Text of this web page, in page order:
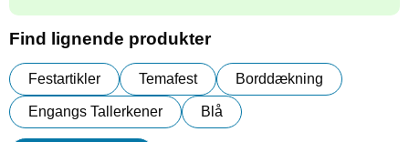
Find lignende produkter
Festartikler Temafest Borddækning
Engangs Tallerkener Blå